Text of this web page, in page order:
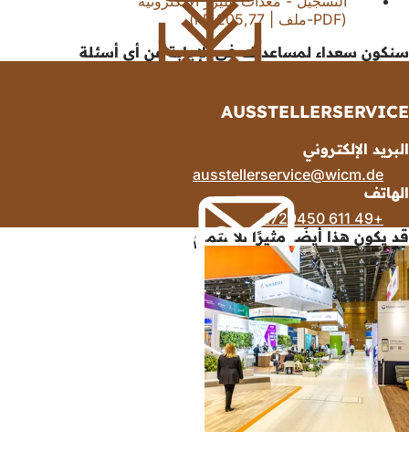
PDF-ملف
205,77 kB
سنكون سعداء لمساعدتك في الإجابة عن أي أسئلة
AUSSTELLERSERVICE
البريد الإلكتروني
ausstellerservice
wicm de
الهاتف
+49 611 1729450
قد يكون هذا أيضًا مثيرًا للاهتمام